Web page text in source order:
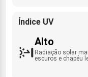
Índice UV
Alto
Radiação solar
escuros e chapéu